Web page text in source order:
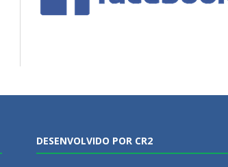
DESENVOLVIDO POR CR2